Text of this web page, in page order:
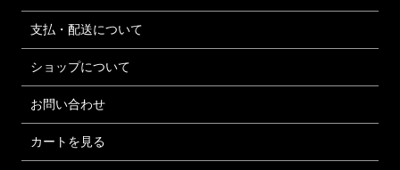
支払・配送について
ショップについて
お問い合わせ
カートを見る